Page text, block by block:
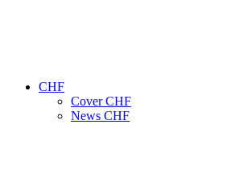
CHF
Cover CHF
News CHF